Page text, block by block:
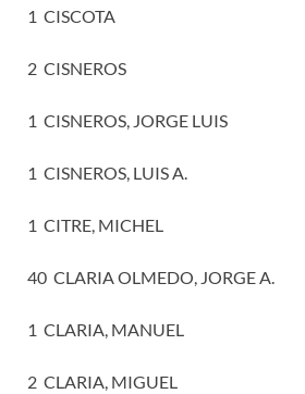
1 CISCOTA
2 CISNEROS
1 CISNEROS, JORGE LUIS
1 CISNEROS, LUIS A.
1 CITRE, MICHEL
40 CLARIA OLMEDO, JORGE A.
1 CLARIA, MANUEL
2 CLARIA, MIGUEL